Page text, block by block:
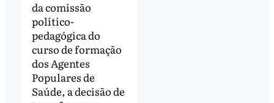
da comissão
político-
pedagógica do
curso de formação
dos Agentes
Populares de
Saúde, a decisão de